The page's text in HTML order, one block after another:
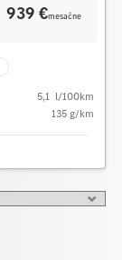
939 €mesačne
5,1 l/100km
135 g/km